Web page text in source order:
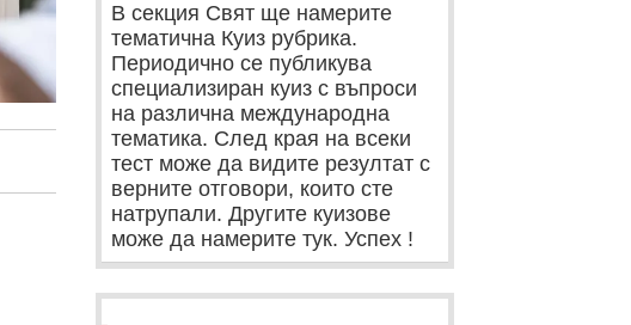
В секция Свят ще намерите
тематична Куиз рубрика.
Периодично се публикува
специализиран куиз с въпроси
на различна международна
тематика. След края на всеки
тест може да видите резултат с
верните отговори, които сте
натрупали. Другите куизове
може да намерите тук. Успех !